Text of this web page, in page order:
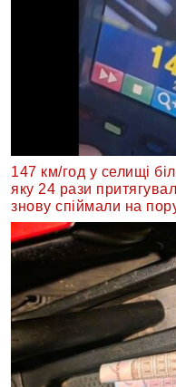
147 км/год у селищі
яку 24 рази
знову спіймали на